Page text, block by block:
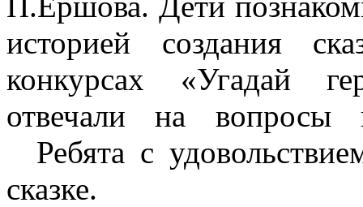
историей создания
конкурсах «Угадай
отвечали на вопросы
Ребята с
сказке.